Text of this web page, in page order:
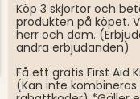
Köp 3 skjortor och
produkten på köpet.
herr och dam.
andra erbjudanden)
Få ett gratis First Aid
(Kan inte